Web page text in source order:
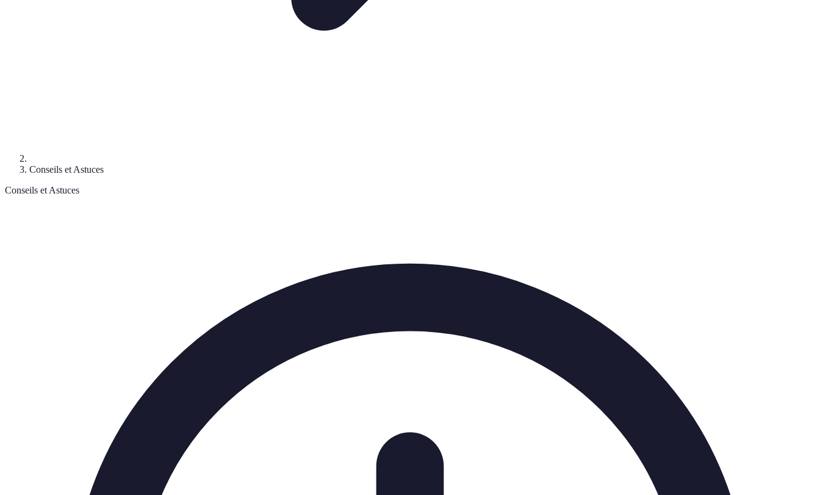
Conseils et Astuces
Conseils et Astuces